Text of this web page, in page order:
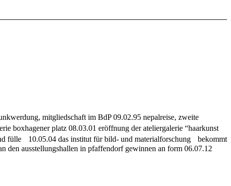
mitgliedschaft im BdP 09.02.95 nepalreise, zweite
boxhagener platz 08.03.01 eröffnung der ateliergalerie “haarkunst
fülle 10.05.04 das institut für bild- und materialforschung bekommt
den ausstellungshallen in pfaffendorf gewinnen an form 06.07.12